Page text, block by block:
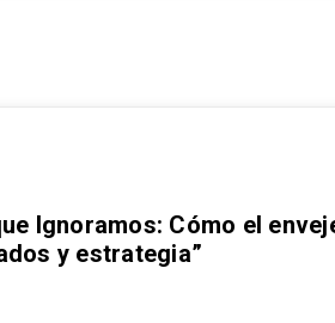
Ignoramos: Cómo el
y estrategia”